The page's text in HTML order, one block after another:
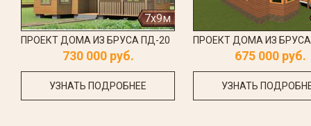
7x9м
ПРОЕКТ ДОМА ИЗ БРУСА ПД-20
730 000 руб.
УЗНАТЬ ПОДРОБНЕЕ
ПРОЕКТ ДОМА ИЗ
675 000 руб.
УЗНАТЬ